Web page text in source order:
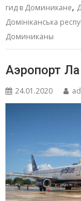
o
k p
гид в Доминикане,
Домініканська
Доминиканы
Аэропорт
24.01.2020